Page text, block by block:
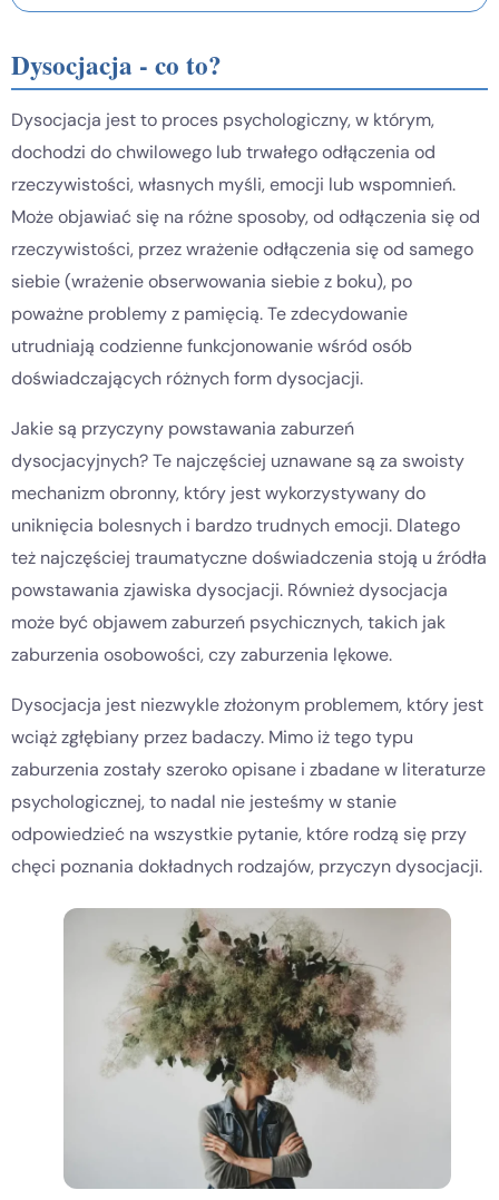
Dysocjacja - co to?
Dysocjacja jest to proces psychologiczny, w którym,
dochodzi do chwilowego lub trwałego odłączenia od
rzeczywistości, własnych myśli, emocji lub wspomnień.
Może objawiać się na różne sposoby, od odłączenia się od
rzeczywistości, przez wrażenie odłączenia się od samego
siebie (wrażenie obserwowania siebie z boku), po
poważne problemy z pamięcią. Te zdecydowanie
utrudniają codzienne funkcjonowanie wśród osób
doświadczających różnych form dysocjacji.
Jakie są przyczyny powstawania zaburzeń
dysocjacyjnych? Te najczęściej uznawane są za swoisty
mechanizm obronny, który jest wykorzystywany do
uniknięcia bolesnych i bardzo trudnych emocji. Dlatego
też najczęściej traumatyczne doświadczenia stoją u źródła
powstawania zjawiska dysocjacji. Również dysocjacja
może być objawem zaburzeń psychicznych, takich jak
zaburzenia osobowości, czy zaburzenia lękowe.
Dysocjacja jest niezwykle złożonym problemem, który jest
wciąż zgłębiany przez badaczy. Mimo iż tego typu
zaburzenia zostały szeroko opisane i zbadane w literaturze
psychologicznej, to nadal nie jesteśmy w stanie
odpowiedzieć na wszystkie pytanie, które rodzą się przy
chęci poznania dokładnych rodzajów, przyczyn dysocjacji.